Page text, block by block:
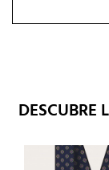
DESCUBRE